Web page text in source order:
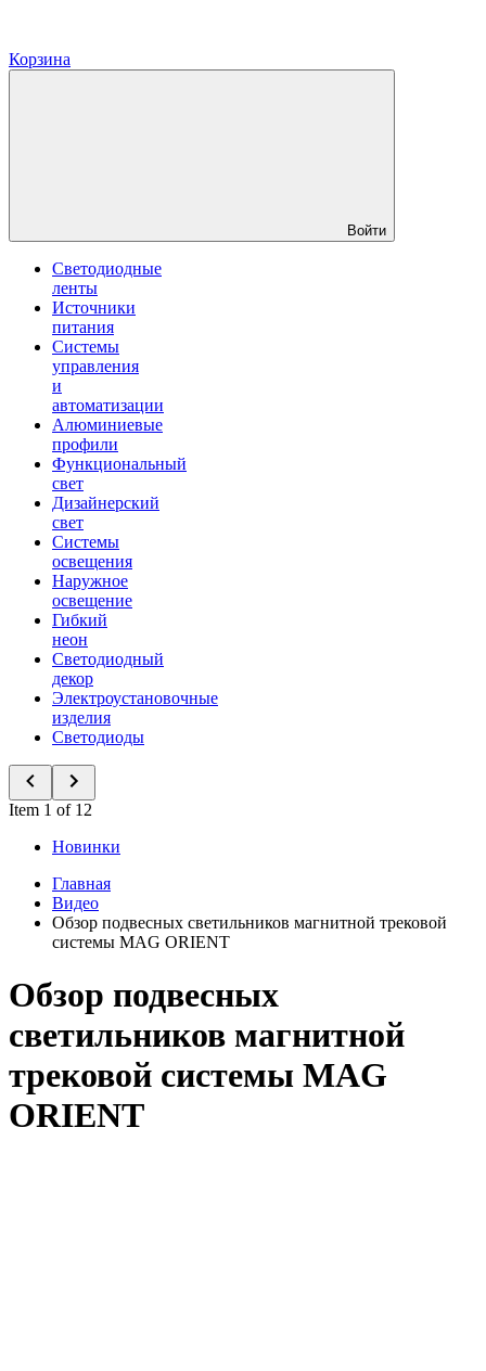
Корзина
Войти
Светодиодные
ленты
Источники
питания
Системы
управления
и
автоматизации
Алюминиевые
профили
Функциональный
свет
Дизайнерский
свет
Системы
освещения
Наружное
освещение
Гибкий
неон
Светодиодный
декор
Электроустановочные
изделия
Светодиоды
Item 1 of 12
Новинки
Главная
Видео
Обзор подвесных светильников магнитной трековой
системы MAG ORIENT
Обзор подвесных
светильников магнитной
трековой системы MAG
ORIENT